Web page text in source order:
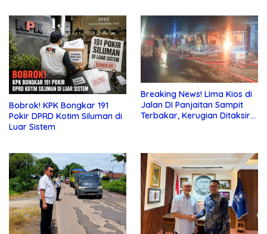
Bobrok! KPK Bongkar 191
Pokir DPRD Kotim Siluman di
Luar Sistem
Breaking News! Lima Kios di
Jalan DI Panjaitan Sampit
Terbakar, Kerugian Ditaksir